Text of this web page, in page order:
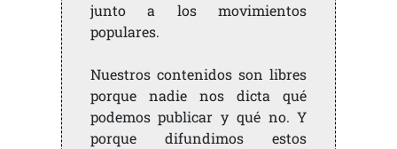
junto a los movimientos
populares.
Nuestros contenidos son libres
porque nadie nos dicta qué
podemos publicar y qué no. Y
porque difundimos estos